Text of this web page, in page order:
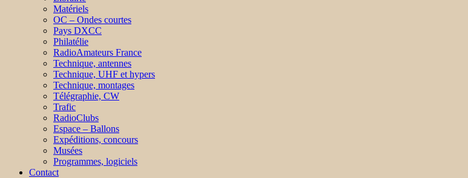
Matériels
OC – Ondes courtes
Pays DXCC
Philatélie
RadioAmateurs France
Technique, antennes
Technique, UHF et hypers
Technique, montages
Télégraphie, CW
Trafic
RadioClubs
Espace – Ballons
Expéditions, concours
Musées
Programmes, logiciels
Contact